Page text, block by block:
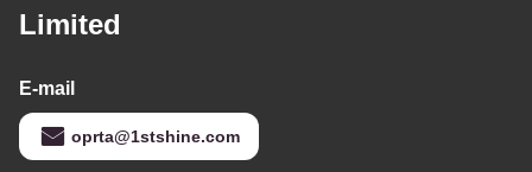
Limited
E-mail
oprta@1stshine.com